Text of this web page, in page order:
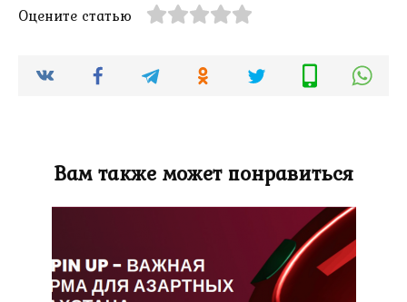
Оцените статью
Вам также может понравиться